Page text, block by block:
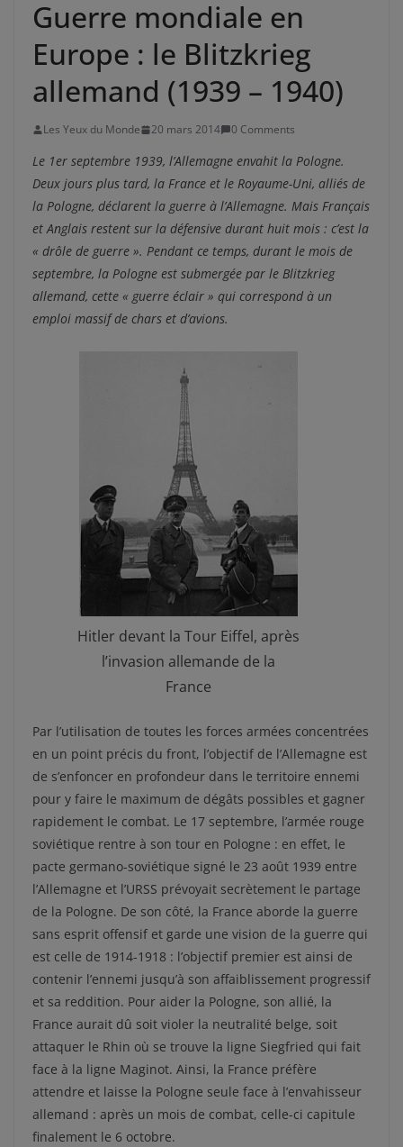
Guerre mondiale en
Europe : le Blitzkrieg
allemand (1939 – 1940)
Les Yeux du Monde 20 mars 2014 0 Comments
Le 1er septembre 1939, l’Allemagne envahit la Pologne.
Deux jours plus tard, la France et le Royaume-Uni, alliés de
la Pologne, déclarent la guerre à l’Allemagne. Mais Français
et Anglais restent sur la défensive durant huit mois : c’est la
« drôle de guerre ». Pendant ce temps, durant le mois de
septembre, la Pologne est submergée par le Blitzkrieg
allemand, cette « guerre éclair » qui correspond à un
emploi massif de chars et d’avions.
Hitler devant la Tour Eiffel, après
l’invasion allemande de la
France
Par l’utilisation de toutes les forces armées concentrées
en un point précis du front, l’objectif de l’Allemagne est
de s’enfoncer en profondeur dans le territoire ennemi
pour y faire le maximum de dégâts possibles et gagner
rapidement le combat. Le 17 septembre, l’armée rouge
soviétique rentre à son tour en Pologne : en effet, le
pacte germano-soviétique signé le 23 août 1939 entre
l’Allemagne et l’URSS prévoyait secrètement le partage
de la Pologne. De son côté, la France aborde la guerre
sans esprit offensif et garde une vision de la guerre qui
est celle de 1914-1918 : l’objectif premier est ainsi de
contenir l’ennemi jusqu’à son affaiblissement progressif
et sa reddition. Pour aider la Pologne, son allié, la
France aurait dû soit violer la neutralité belge, soit
attaquer le Rhin où se trouve la ligne Siegfried qui fait
face à la ligne Maginot. Ainsi, la France préfère
attendre et laisse la Pologne seule face à l’envahisseur
allemand : après un mois de combat, celle-ci capitule
finalement le 6 octobre.